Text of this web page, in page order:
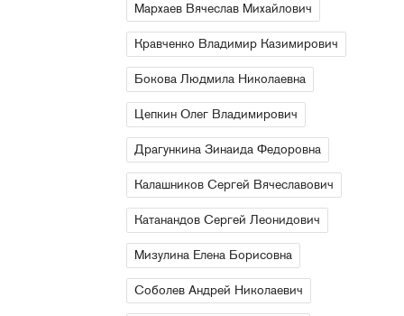
Мархаев Вячеслав Михайлович
Кравченко Владимир Казимирович
Бокова Людмила Николаевна
Цепкин Олег Владимирович
Драгункина Зинаида Федоровна
Калашников Сергей Вячеславович
Катанандов Сергей Леонидович
Мизулина Елена Борисовна
Соболев Андрей Николаевич